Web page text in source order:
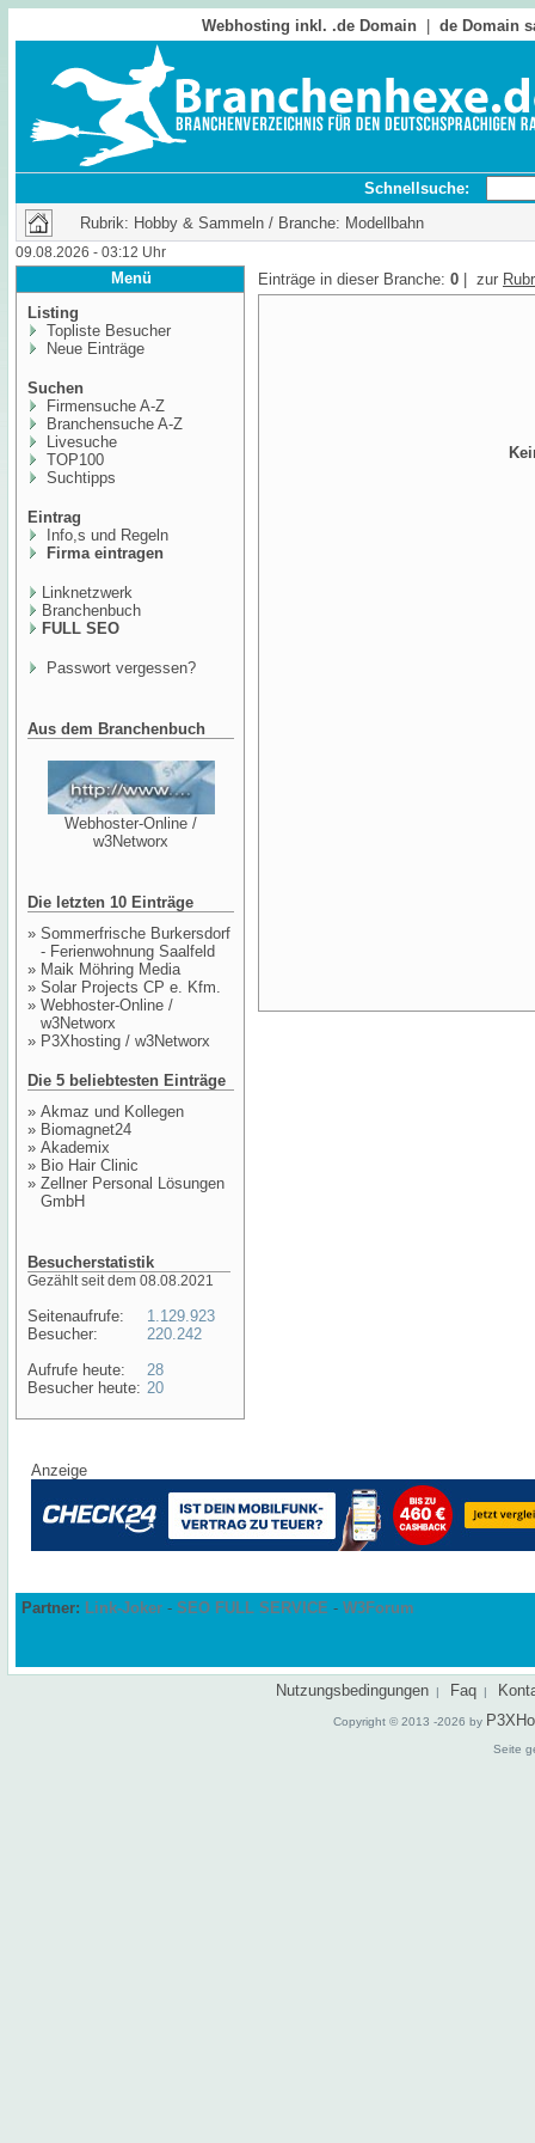
Webhosting inkl. .de Domain de Domain
Schnellsuche:
Rubrik: Hobby & Sammeln / Branche: Modellbahn
09.08.2026 - 03:12 Uhr
Menü
Listing
Topliste Besucher
Neue Einträge
Suchen
Firmensuche A-Z
Branchensuche A-Z
Livesuche
TOP100
Suchtipps
Eintrag
Info,s und Regeln
Firma eintragen
Linknetzwerk
Branchenbuch
FULL SEO
Passwort vergessen?
Aus dem Branchenbuch
Webhoster-Online /
w3Networx
Die letzten 10 Einträge
» Sommerfrische Burkersdorf
- Ferienwohnung Saalfeld
» Maik Möhring Media
» Solar Projects CP e. Kfm.
» Webhoster-Online /
w3Networx
» P3Xhosting / w3Networx
Die 5 beliebtesten Einträge
» Akmaz und Kollegen
» Biomagnet24
» Akademix
» Bio Hair Clinic
» Zellner Personal Lösungen
GmbH
Besucherstatistik
Gezählt seit dem 08.08.2021
Seitenaufrufe:
Besucher:
Aufrufe heute:
Besucher heute:
1.129.923
220.242
28
20
Einträge in dieser Branche: 0 | zur
Anzeige
Partner: Link-Joker - SEO FULL SERVICE - W3Forum
Nutzungsbedingungen | Faq |
Copyright © 2013 -2026 by
Seite